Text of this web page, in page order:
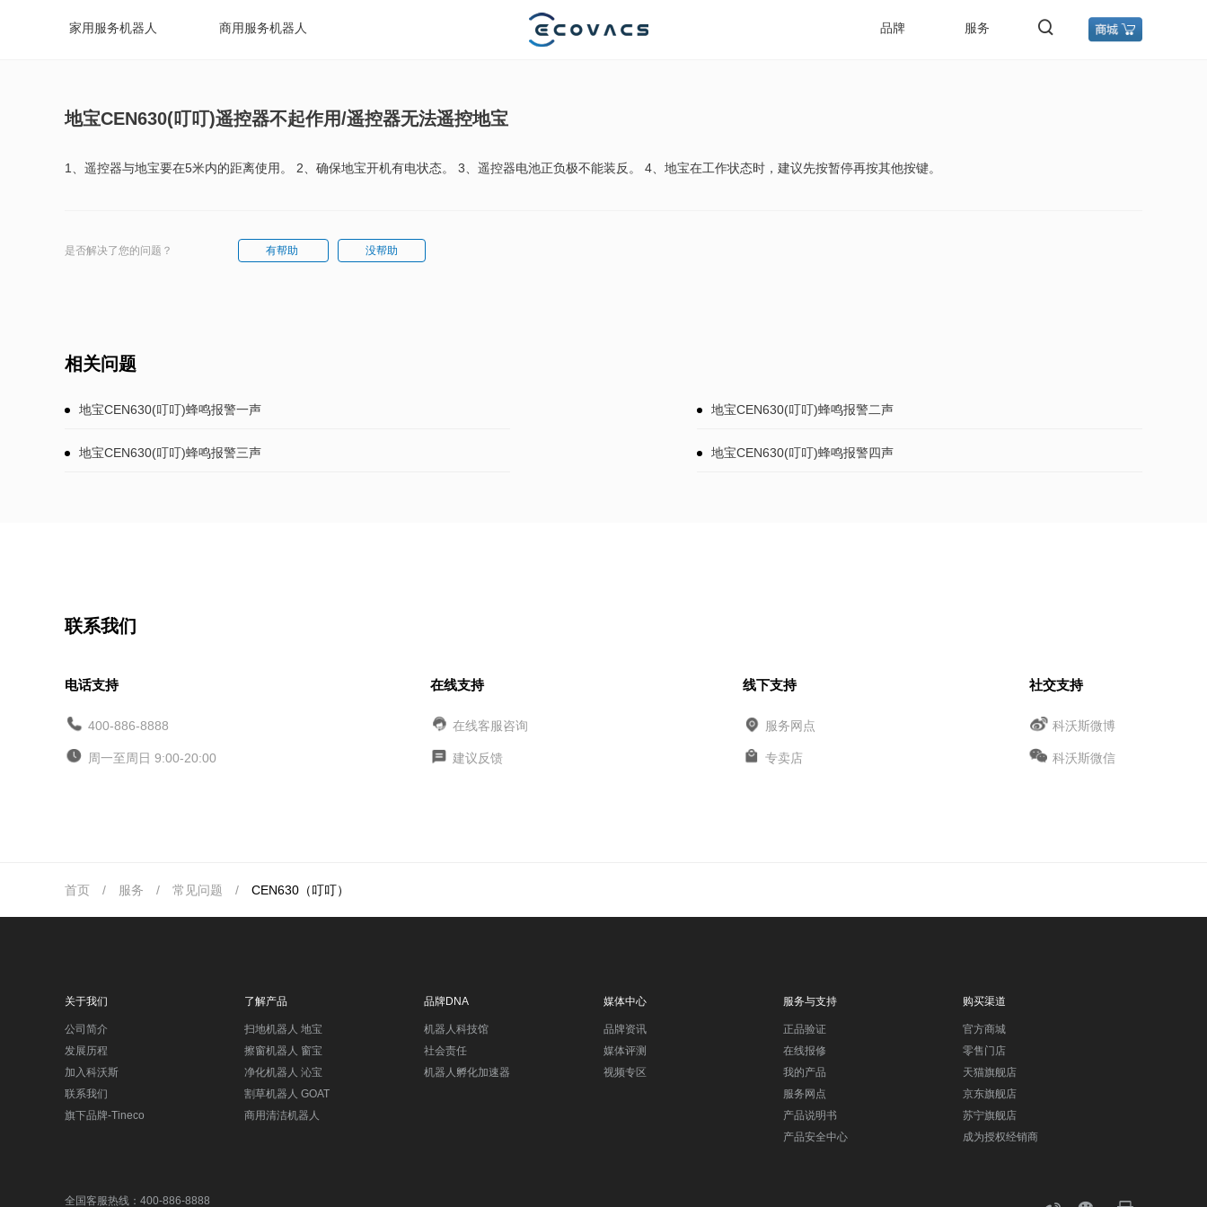
家用服务机器人 商用服务机器人 品牌 服务
地宝CEN630(叮叮)遥控器不起作用/遥控器无法遥控地宝
1、遥控器与地宝要在5米内的距离使用。 2、确保地宝开机有电状态。 3、遥控器电池正负极不能装反。 4、地宝在工作状态时，建议先按暂停再按其他按键。
是否解决了您的问题？ 有帮助 没帮助
相关问题
地宝CEN630(叮叮)蜂鸣报警一声 地宝CEN630(叮叮)蜂鸣报警二声
地宝CEN630(叮叮)蜂鸣报警三声 地宝CEN630(叮叮)蜂鸣报警四声
联系我们
电话支持
400-886-8888
周一至周日 9:00-20:00
在线支持
在线客服咨询
建议反馈
线下支持
服务网点
专卖店
社交支持
科沃斯微博
科沃斯微信
首页 / 服务 / 常见问题 / CEN630（叮叮）
关于我们
公司简介
发展历程
加入科沃斯
联系我们
旗下品牌-Tineco
了解产品
扫地机器人 地宝
擦窗机器人 窗宝
净化机器人 沁宝
割草机器人 GOAT
商用清洁机器人
品牌DNA
机器人科技馆
社会责任
机器人孵化加速器
媒体中心
品牌资讯
媒体评测
视频专区
服务与支持
正品验证
在线报修
我的产品
服务网点
产品说明书
产品安全中心
购买渠道
官方商城
零售门店
天猫旗舰店
京东旗舰店
苏宁旗舰店
成为授权经销商
全国客服热线：400-886-8888